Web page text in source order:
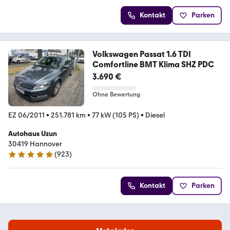
Kontakt Parken
Volkswagen Passat 1.6 TDI
Comfortline BMT Klima SHZ PDC
3.690 €
Ohne Bewertung
EZ 06/2011 • 251.781 km • 77 kW (105 PS) • Diesel
Autohaus Uzun
30419 Hannover
4.9 Sterne
(923)
Kontakt Parken